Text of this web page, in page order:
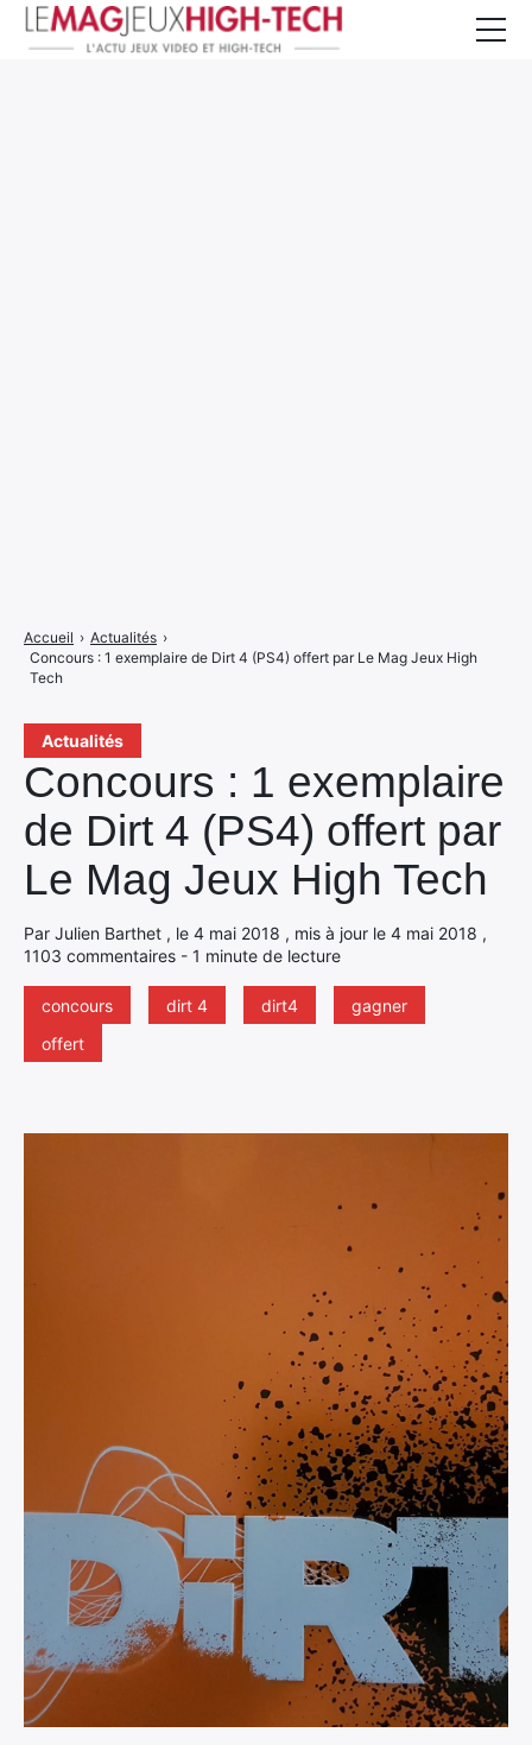
Actualités
Concours : 1 exemplaire
de Dirt 4 (PS4) offert par
Le Mag Jeux High Tech
Par Julien Barthet , le 4 mai 2018 , mis à jour le 4 mai 2018 ,
1103 commentaires - 1 minute de lecture
concours dirt 4 dirt4
gagner
offert
Accueil › Actualités ›
Concours : 1 exemplaire de Dirt 4 (PS4) offert par Le Mag Jeux High
Tech